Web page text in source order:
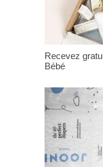
Recevez
Bébé